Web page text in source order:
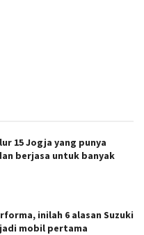
15 Jogja yang punya
berjasa untuk banyak
inilah 6 alasan Suzuki
jadi mobil pertama